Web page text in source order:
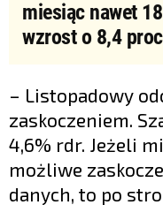
miesiąc nawet
wzrost o 8,4
– Listopadowy
zaskoczeniem.
4,6% rdr. Jeżeli
możliwe
danych, to po